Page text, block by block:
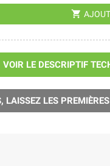
shopping_cart
VOIR LE DESCRIPTIF
LAISSEZ LES